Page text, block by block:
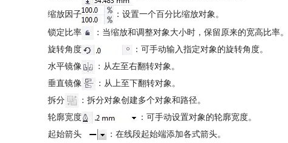
缩放因子 ：设置一个百分比缩放对象。
锁定比率
：当缩放和调整对象大小时，保留原来的宽高比率。
旋转角度
：可手动输入指定对象的旋转角度。
水平镜像
：从左至右翻转对象。
垂直镜像
：从上至下翻转对象。
拆分
：拆分对象创建多个对象和路径。
轮廓宽度
：可手动设置对象的轮廓宽度。
起始箭头
：在线段起始端添加各式箭头。